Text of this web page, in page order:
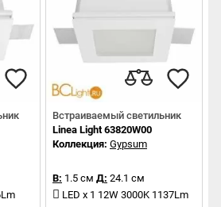
Встраиваемый светильник
Linea Light 63820W00
Коллекция: Gypsum
В: 1.5 см Д: 24.1 см
LED x 1 12W 3000K 1137Lm